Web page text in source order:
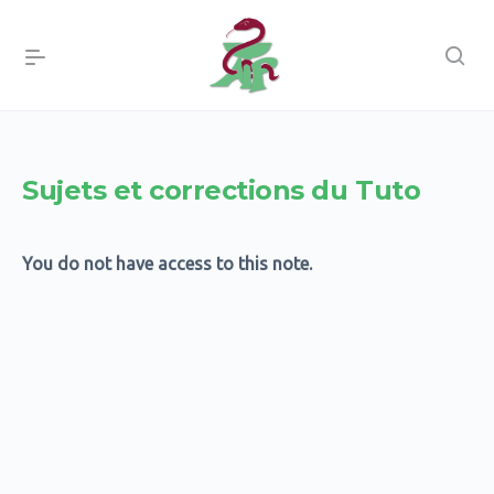
Sujets et corrections du Tuto
You do not have access to this note.